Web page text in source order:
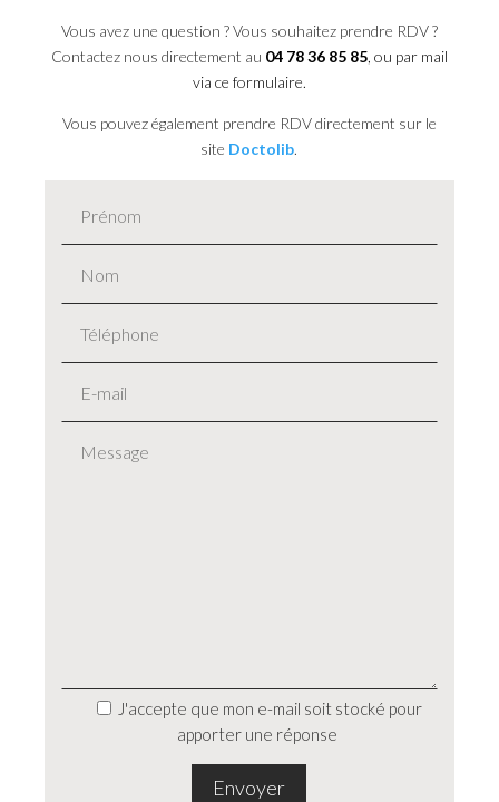
Vous avez une question ? Vous souhaitez prendre RDV ?
Contactez nous directement au 04 78 36 85 85, ou par mail
via ce formulaire.
Vous pouvez également prendre RDV directement sur le
site Doctolib.
J'accepte que mon e-mail soit stocké pour
apporter une réponse
Envoyer